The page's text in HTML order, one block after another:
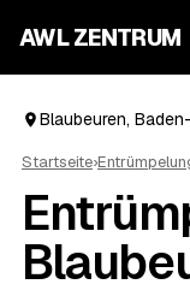
AWL ZENTRUM
Blaubeuren,
Startseite›